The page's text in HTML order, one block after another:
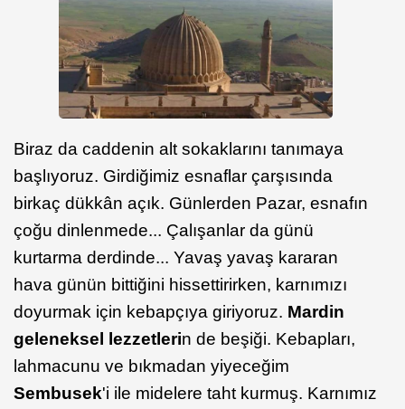
Biraz da caddenin alt sokaklarını tanımaya
başlıyoruz. Girdiğimiz esnaflar çarşısında
birkaç dükkân açık. Günlerden Pazar, esnafın
çoğu dinlenmede... Çalışanlar da günü
kurtarma derdinde... Yavaş yavaş kararan
hava günün bittiğini hissettirirken, karnımızı
doyurmak için kebapçıya giriyoruz. Mardin
geleneksel lezzetlerin de beşiği. Kebapları,
lahmacunu ve bıkmadan yiyeceğim
Sembusek'i ile midelere taht kurmuş. Karnımız